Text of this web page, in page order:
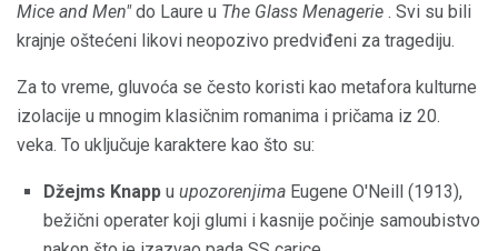
Mice and Men"do Laure u The Glass Menagerie . Svi su bili
krajnje oštećeni likovi neopozivo predviđeni za tragediju.
Za to vreme, gluvoća se često koristi kao metafora kulturne
izolacije u mnogim klasičnim romanima i pričama iz 20.
veka. To uključuje karaktere kao što su:
Džejms Knapp u upozorenjima Eugene O'Neill (1913),
bežični operater koji glumi i kasnije počinje samoubistvo